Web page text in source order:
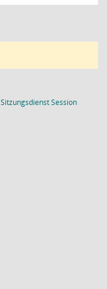
SitzungsdienstSession(Wird in